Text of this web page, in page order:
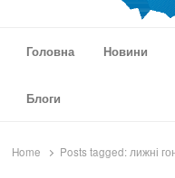
Головна
Новини
Блоги
Home Posts tagged: лижні